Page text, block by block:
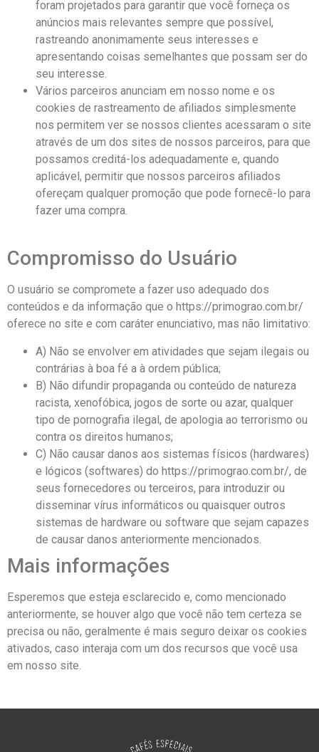
foram projetados para garantir que você forneça os
anúncios mais relevantes sempre que possível,
rastreando anonimamente seus interesses e
apresentando coisas semelhantes que possam ser do
seu interesse.
Vários parceiros anunciam em nosso nome e os
cookies de rastreamento de afiliados simplesmente
nos permitem ver se nossos clientes acessaram o site
através de um dos sites de nossos parceiros, para que
possamos creditá-los adequadamente e, quando
aplicável, permitir que nossos parceiros afiliados
ofereçam qualquer promoção que pode fornecê-lo para
fazer uma compra.
Compromisso do Usuário
O usuário se compromete a fazer uso adequado dos
conteúdos e da informação que o https://primograo.com.br/
oferece no site e com caráter enunciativo, mas não limitativo:
A) Não se envolver em atividades que sejam ilegais ou
contrárias à boa fé a à ordem pública;
B) Não difundir propaganda ou conteúdo de natureza
racista, xenofóbica, jogos de sorte ou azar, qualquer
tipo de pornografia ilegal, de apologia ao terrorismo ou
contra os direitos humanos;
C) Não causar danos aos sistemas físicos (hardwares)
e lógicos (softwares) do https://primograo.com.br/, de
seus fornecedores ou terceiros, para introduzir ou
disseminar vírus informáticos ou quaisquer outros
sistemas de hardware ou software que sejam capazes
de causar danos anteriormente mencionados.
Mais informações
Esperemos que esteja esclarecido e, como mencionado
anteriormente, se houver algo que você não tem certeza se
precisa ou não, geralmente é mais seguro deixar os cookies
ativados, caso interaja com um dos recursos que você usa
em nosso site.